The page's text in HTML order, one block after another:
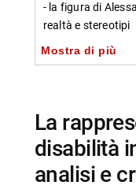
- la figura di
realtà e stereotipi
-- il ruolo del
-- l’importanza di
- criticità nella
-- limiti e
Mostra di più
la rappresentazione della
disabilità
analisi e